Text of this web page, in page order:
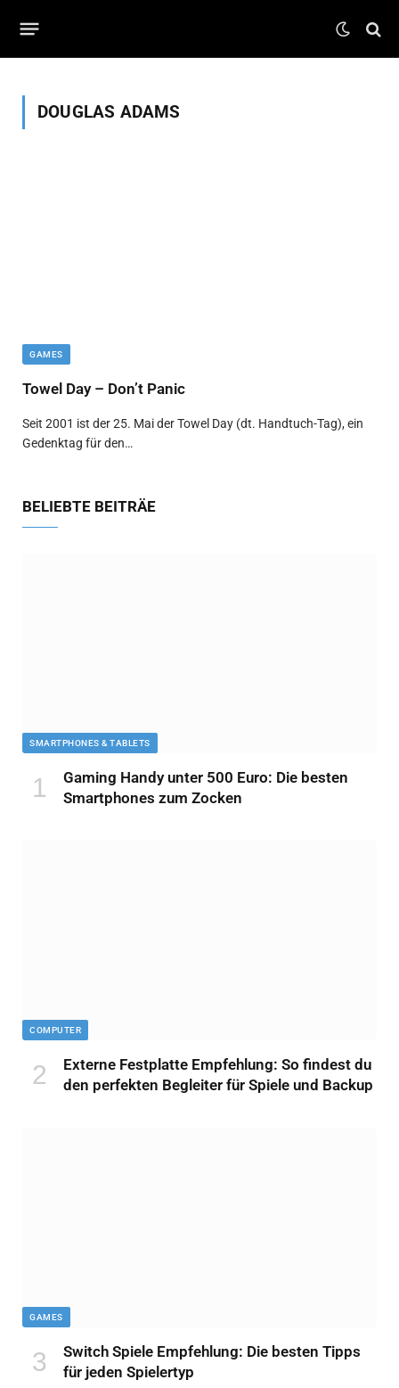
DOUGLAS ADAMS
GAMES
Towel Day – Don’t Panic
Seit 2001 ist der 25. Mai der Towel Day (dt. Handtuch-Tag), ein
Gedenktag für den…
BELIEBTE BEITRÄE
SMARTPHONES & TABLETS
Gaming Handy unter 500 Euro: Die besten
Smartphones zum Zocken
COMPUTER
Externe Festplatte Empfehlung: So findest du
den perfekten Begleiter für Spiele und Backup
GAMES
Switch Spiele Empfehlung: Die besten Tipps
für jeden Spielertyp